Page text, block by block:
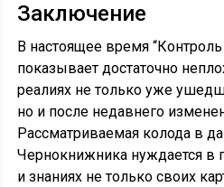
Заключение
В настоящее время
показывает достаточно
реалиях не только уже
но и после недавнего
Рассматриваемая колода в
Чернокнижника нуждается в
и знаниях не только своих